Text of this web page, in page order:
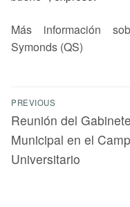
Más información
Symonds (QS)
PREVIOUS
Reunión del Gabinete
Municipal en el
Universitario